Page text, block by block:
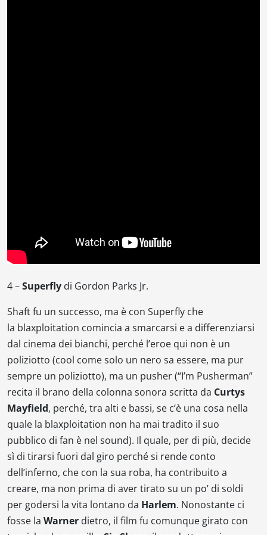
4 –Superfly di Gordon Parks Jr.
Shaftfu un successo, ma è con Superfly che
la blaxploitation comincia a smarcarsi e a differenziarsi
dal cinema dei bianchi, perché l’eroe qui non è un
poliziotto (cool come solo un nero sa essere, ma pur
sempre un poliziotto), ma un pusher(“I’m Pusherman”
recita il brano della colonna sonora scritta da Curtys
Mayfield, perché, tra alti e bassi, se c’è una cosa nella
quale la blaxploitation non ha mai tradito il suo
pubblico di fan è nel sound). Il quale, per di più, decide
sì di tirarsi fuori dal giro perché si rende conto
dell’inferno, che con la sua roba, ha contribuito a
creare, ma non prima di aver tirato su un po’ di soldi
per godersi la vita lontano da Harlem. Nonostante ci
fosse la Warner dietro, il film fu comunque girato con